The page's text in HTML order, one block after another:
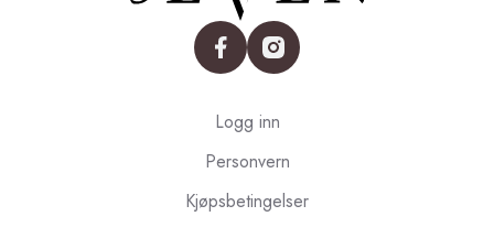
facebookinstagram
Logg inn
Personvern
Kjøpsbetingelser